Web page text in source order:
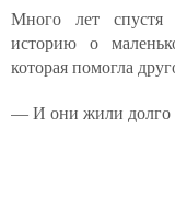
Много лет спустя
историю о
которая помогла
— И они жили долго